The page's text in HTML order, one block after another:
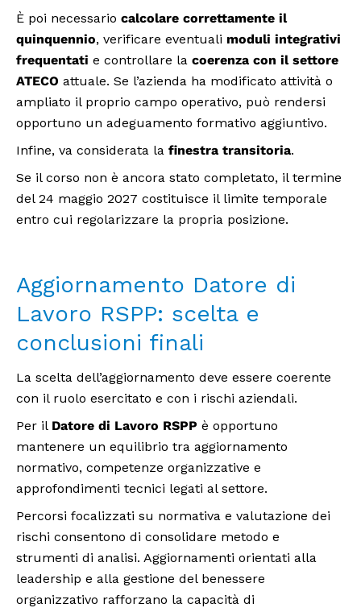
È poi necessario calcolare correttamente il
quinquennio, verificare eventuali moduli integrativi
frequentati e controllare la coerenza con il settore
ATECO attuale. Se l’azienda ha modificato attività o
ampliato il proprio campo operativo, può rendersi
opportuno un adeguamento formativo aggiuntivo.
Infine, va considerata la finestra transitoria.
Se il corso non è ancora stato completato, il termine
del 24 maggio 2027 costituisce il limite temporale
entro cui regolarizzare la propria posizione.
Aggiornamento Datore di
Lavoro RSPP: scelta e
conclusioni finali
La scelta dell’aggiornamento deve essere coerente
con il ruolo esercitato e con i rischi aziendali.
Per il Datore di Lavoro RSPP è opportuno
mantenere un equilibrio tra aggiornamento
normativo, competenze organizzative e
approfondimenti tecnici legati al settore.
Percorsi focalizzati su normativa e valutazione dei
rischi consentono di consolidare metodo e
strumenti di analisi. Aggiornamenti orientati alla
leadership e alla gestione del benessere
organizzativo rafforzano la capacità di